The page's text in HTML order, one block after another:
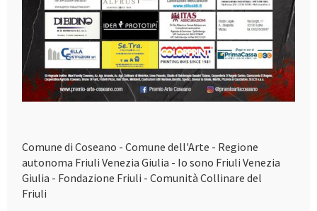
Comune di Coseano - Comune dell'Arte - Regione
autonoma Friuli Venezia Giulia - Io sono Friuli Venezia
Giulia - Fondazione Friuli - Comunità Collinare del
Friuli